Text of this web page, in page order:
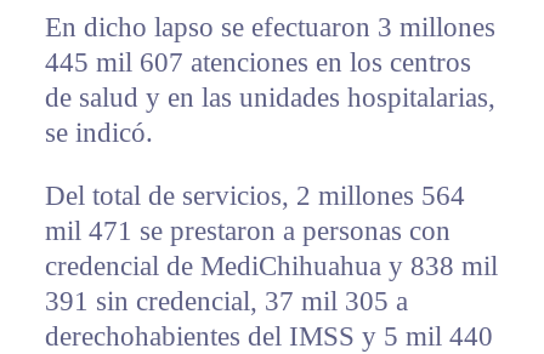
En dicho lapso se efectuaron 3 millones
445 mil 607 atenciones en los centros
de salud y en las unidades hospitalarias,
se indicó.
Del total de servicios, 2 millones 564
mil 471 se prestaron a personas con
credencial de MediChihuahua y 838 mil
391 sin credencial, 37 mil 305 a
derechohabientes del IMSS y 5 mil 440